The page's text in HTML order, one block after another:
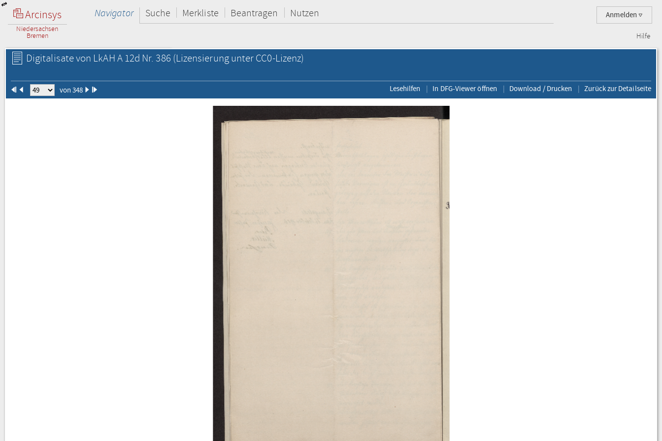
Arcinsys
Niedersachsen
Bremen
Anmelden
Navigator Suche Merkliste Beantragen Nutzen
Hilfe
Digitalisate von LkAH A 12d Nr. 386 (Lizensierung unter CC0-Lizenz)
von 348 Lesehilfen In DFG-Viewer öffnen Download / Drucken Zurück zur Detailseite